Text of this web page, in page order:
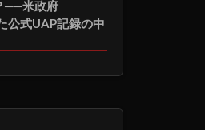
──米政府
公式UAP記録の中